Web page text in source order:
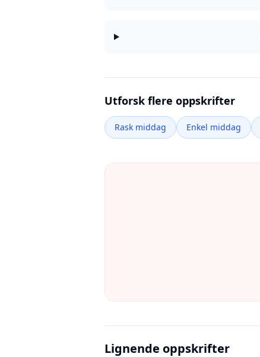
Utforsk flere oppskrifter
Rask middag Enkel middag
Lignende oppskrifter